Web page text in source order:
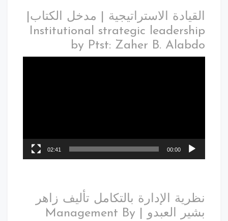
القيادة الاستراتيجية | مدخل الكتاب|
Institutional strategic leadership
by Ptst: Zaher B. Alabdo
00:00
نظرية الإدارة بالتكامل تأليف زاهر
بشير العبدو | Management By